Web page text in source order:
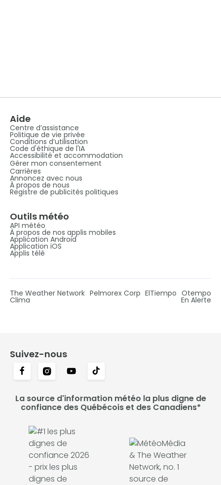
Aide
Centre d’assistance
Politique de vie privée
Conditions d’utilisation
Code d'éthique de l'IA
Accessibilité et accommodation
Gérer mon consentement
Carrières
Annoncez avec nous
À propos de nous
Registre de publicités politiques
Outils météo
API météo
À propos de nos applis mobiles
Application Android
Application iOS
Applis télé
The Weather Network Pelmorex Corp ElTiempo Otempo
Clima En Alerte
Suivez-nous
La source d'information météo la plus digne de
confiance des Québécois et des Canadiens*